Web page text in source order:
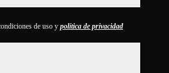
de uso y política de privacidad